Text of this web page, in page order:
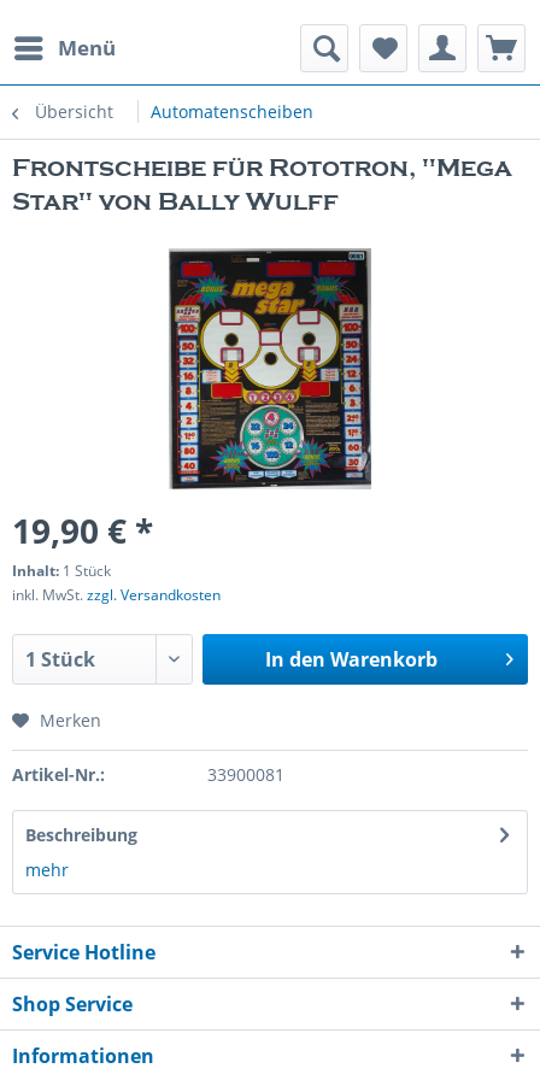
Menü
Übersicht Automatenscheiben
Spielautomaten
Frontscheibe für Rototron, "Mega
Star" von Bally Wulff
19,90 € *
Inhalt: 1 Stück
inkl. MwSt.zzgl. Versandkosten
In den Warenkorb
Merken
Artikel-Nr.: 33900081
Beschreibung
mehr
Service Hotline
Shop Service
Informationen